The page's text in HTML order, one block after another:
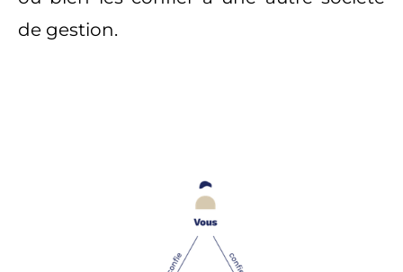
de gestion.